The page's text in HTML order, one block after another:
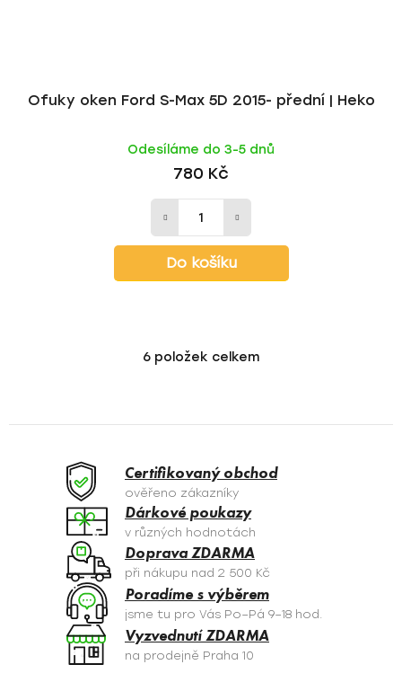
Ofuky oken Ford S-Max 5D 2015- přední | Heko
Odesíláme do 3-5 dnů
780 Kč
Do košíku
O
á
c
í
p
r
v
k
y
v
ý
p
6 položek celkem
Certifikovaný obchod
ověřeno zákazníky
Dárkové poukazy
v různých hodnotách
Doprava ZDARMA
při nákupu nad 2 500 Kč
Poradíme s výběrem
jsme tu pro Vás Po–Pá 9–18 hod.
Vyzvednutí ZDARMA
na prodejně Praha 10